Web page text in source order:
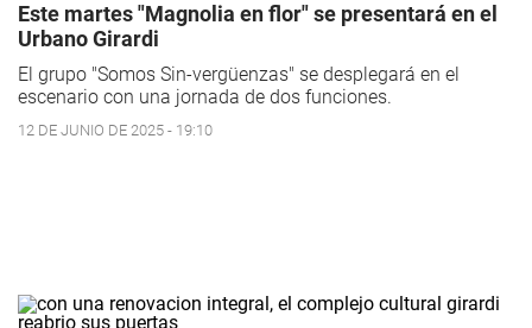
Este martes "Magnolia en flor" se presentará en el
Urbano Girardi
El grupo "Somos Sin-vergüenzas" se desplegará en el
escenario con una jornada de dos funciones.
12 DE JUNIO DE 2025 - 19:10